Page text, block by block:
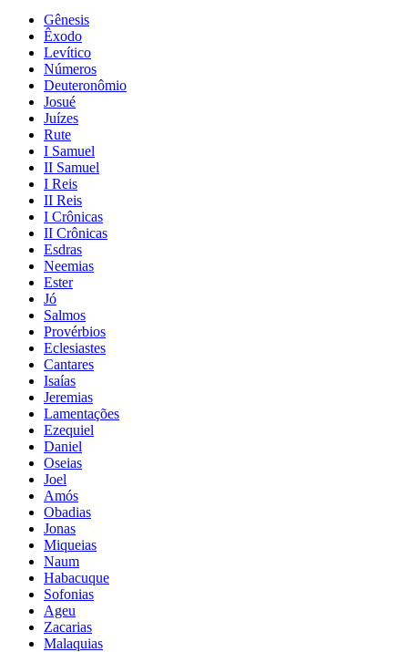
Gênesis
Êxodo
Levítico
Números
Deuteronômio
Josué
Juízes
Rute
I Samuel
II Samuel
I Reis
II Reis
I Crônicas
II Crônicas
Esdras
Neemias
Ester
Jó
Salmos
Provérbios
Eclesiastes
Cantares
Isaías
Jeremias
Lamentações
Ezequiel
Daniel
Oseias
Joel
Amós
Obadias
Jonas
Miqueias
Naum
Habacuque
Sofonias
Ageu
Zacarias
Malaquias